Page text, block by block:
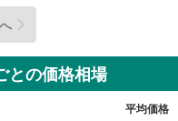
との価格相場
平均価格